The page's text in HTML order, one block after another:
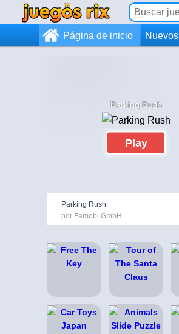
Página de inicio Nuevos
Parking Rush
Play
Parking Rush
por Famobi GmbH